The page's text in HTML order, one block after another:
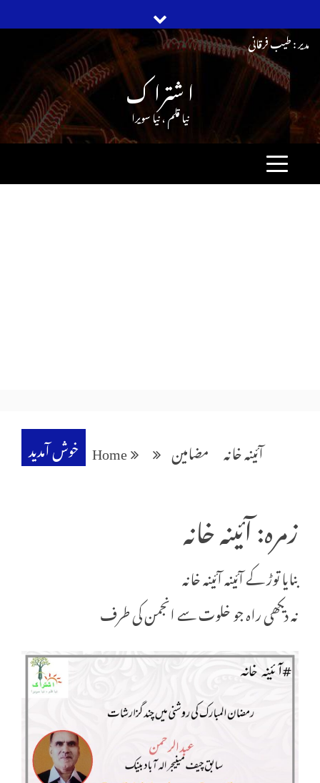
content
مدیر : طیب فرقانی
ا شترا ک
نیا قلم ، نیا سویرا
خوش آمدید Home مضامین آئینہ خانہ
زمرہ: آئینہ خانہ
بنایا توڑ کے آئینہ آئینہ خانہ
نہ دیکھی راہ جو خلوت سے انجمن کی طرف